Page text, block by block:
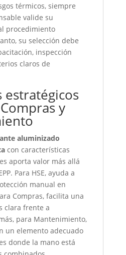
térmicos, siempre
valide su
procedimiento
su selección debe
inspección
claros de
estratégicos
y
aluminizado
con características
aporta valor más allá
Para HSE, ayuda a
manual en
Compras, facilita una
clara frente a
para Mantenimiento,
un elemento adecuado
donde la mano está